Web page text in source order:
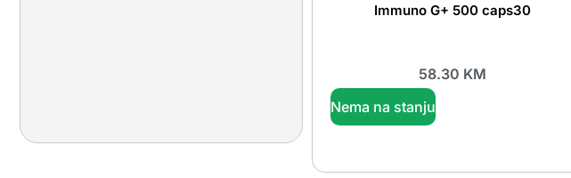
Immuno G+ 500 caps30
58.30 KM
Nema na stanju